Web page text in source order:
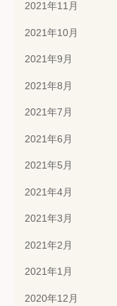
2021年11月
2021年10月
2021年9月
2021年8月
2021年7月
2021年6月
2021年5月
2021年4月
2021年3月
2021年2月
2021年1月
2020年12月